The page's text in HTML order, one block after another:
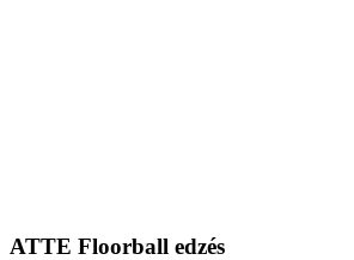
ATTE Floorball edzés